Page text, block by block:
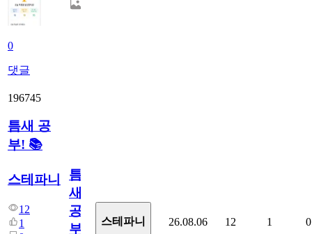
0
댓글
196745
틈새 공
부! 📚
스테파니
12
1
틈
새
공
부!
스테파니 26.08.06 12 1 0